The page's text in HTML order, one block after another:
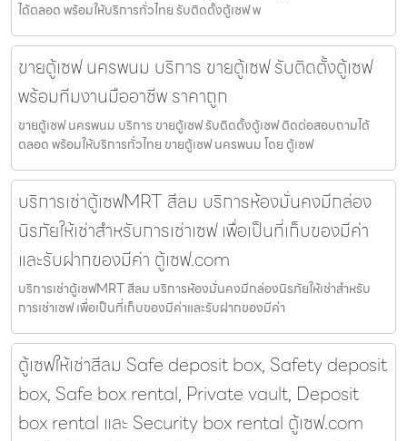
ได้ตลอด พร้อมให้บริการทั่วไทย รับติดตั้งตู้เซฟ พ
ขายตู้เซฟ นครพนม บริการ ขายตู้เซฟ รับติดตั้งตู้เซฟ
พร้อมทีมงานมืออาชีพ ราคาถูก
ขายตู้เซฟ นครพนม บริการ ขายตู้เซฟ รับติดตั้งตู้เซฟ ติดต่อสอบถามได้
ตลอด พร้อมให้บริการทั่วไทย ขายตู้เซฟ นครพนม โดย ตู้เซฟ
บริการเช่าตู้เซฟMRT สีลม บริการห้องมั่นคงมีกล่อง
นิรภัยให้เช่าสำหรับการเช่าเซฟ เพื่อเป็นที่เก็บของมีค่า
และรับฝากของมีค่า ตู้เซฟ.com
บริการเช่าตู้เซฟMRT สีลม บริการห้องมั่นคงมีกล่องนิรภัยให้เช่าสำหรับ
การเช่าเซฟ เพื่อเป็นที่เก็บของมีค่าและรับฝากของมีค่า
ตู้เซฟให้เช่าสีลม Safe deposit box, Safety deposit
box, Safe box rental, Private vault, Deposit
box rental และ Security box rental ตู้เซฟ.com